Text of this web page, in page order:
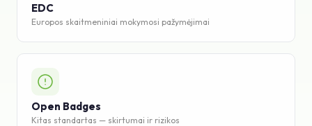
EDC
Europos skaitmeniniai mokymosi pažymėjimai
Open Badges
Kitas standartas — skirtumai ir rizikos